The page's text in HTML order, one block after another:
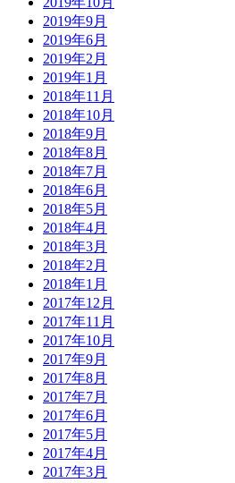
2019年9月
2019年6月
2019年2月
2019年1月
2018年11月
2018年10月
2018年9月
2018年8月
2018年7月
2018年6月
2018年5月
2018年4月
2018年3月
2018年2月
2018年1月
2017年12月
2017年11月
2017年10月
2017年9月
2017年8月
2017年7月
2017年6月
2017年5月
2017年4月
2017年3月